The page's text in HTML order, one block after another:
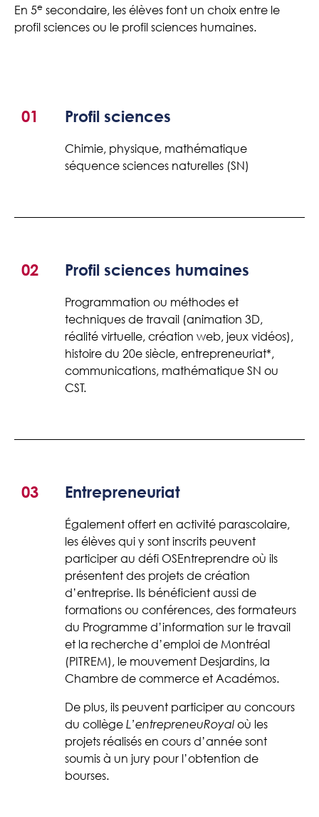
En 5e secondaire, les élèves font un choix entre le
profil sciences ou le profil sciences humaines.
01 Profil sciences
Chimie, physique, mathématique
séquence sciences naturelles (SN)
02 Profil sciences humaines
Programmation ou méthodes et
techniques de travail (animation 3D,
réalité virtuelle, création web, jeux vidéos),
histoire du 20e siècle, entrepreneuriat*,
communications, mathématique SN ou
CST.
03 Entrepreneuriat
Également offert en activité parascolaire,
les élèves qui y sont inscrits peuvent
participer au défi OSEntreprendre où ils
présentent des projets de création
d’entreprise. Ils bénéficient aussi de
formations ou conférences, des formateurs
du Programme d’information sur le travail
et la recherche d’emploi de Montréal
(PITREM), le mouvement Desjardins, la
Chambre de commerce et Académos.
De plus, ils peuvent participer au concours
du collègeL’entrepreneuRoyal où les
projets réalisés en cours d’année sont
soumis à un jury pour l’obtention de
bourses.